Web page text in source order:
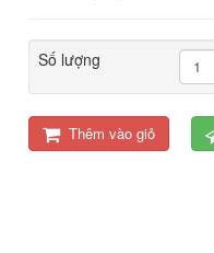
Số lượng
Thêm vào giỏ